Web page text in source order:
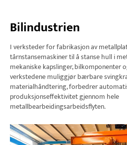
Bilindustrien
I verksteder for fabrikasjon av
tårnstansemaskiner til å stanse hull i
mekaniske kapslinger, bilkomponenter
verkstedene muliggjør bærbare
materialhåndtering, forbedrer
produksjonseffektivitet gjennom hele
metallbearbeidingsarbeidsflyten.